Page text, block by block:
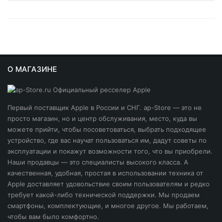
iPhone 15 Pro Max
iPhone 15 Pro
iPhone 15 Plus
iPhone 14 Plus
iPhone 14 Pro Max
iPhone 14 Pro
iPhone 14
Apple iPhone 7
Apple iPhone 8
Apple iPhone X
Apple iPhone XR
Apple iPhone XS
iPhone 12
iPhone 12 Pro
iPhone 14
iPhone 14 Pro
Золотой
Коралловый
Красный (PRODUCT) RED
Песчаный титановый
Розовый
Серебристый
Серый космос
Синий
О МАГАЗИНЕ
Первый поставщик Apple в России и СНГ. ap-Store — это не
просто магазин, но и центр обслуживания, место, куда вы
можете прийти, чтобы посоветоваться, выбрать подходящее
устройство, где вас научат пользоваться им, дадут советы по
эксплуатации и покажут возможности того, что вы приобрели.
Наши продавцы — это специалисты высокого класса. А
качественная, удобная, простая в использовании техника от
Apple доставляет удовольствие своим пользователям и редко
требует какой-либо технической поддержки. Мы продаем
смартфоны, комплектующие, и многое другое. Мы работаем,
чтобы вам было комфортно.